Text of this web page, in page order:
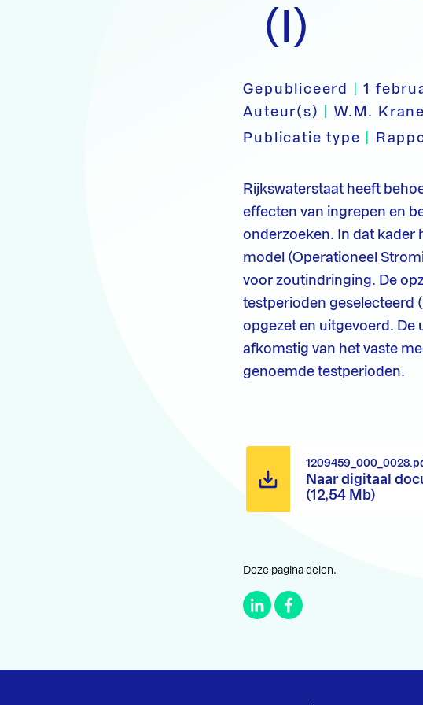
(I)
Gepubliceerd |1
Auteur(s)
W.M.
Publicatie type
Rijkswaterstaat heeft
effecten van ingrepen en
onderzoeken. In dat kader
model (Operationeel
voor zoutindringing. De
testperioden geselecteerd
opgezet en uitgevoerd. De
afkomstig van het vaste
genoemde testperioden.
Naar digitaal
(12,54 Mb)
Deze pagina delen.